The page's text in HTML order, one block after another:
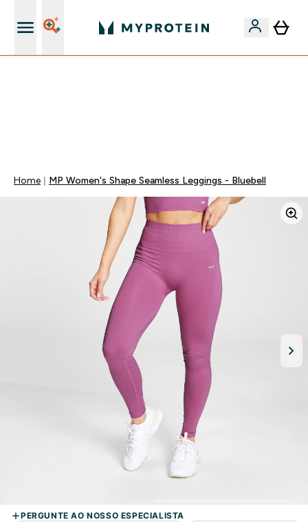
Home MP Women's Shape Seamless Leggings - Bluebell